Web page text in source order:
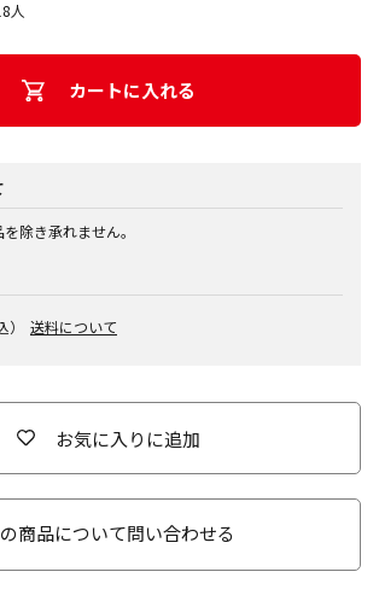
人
カートに入れる
除き承れません。
送料について
お気に入りに追加
商品について問い合わせる